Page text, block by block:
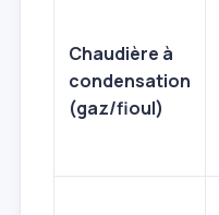
Chaudière à
condensation
(gaz/fioul)